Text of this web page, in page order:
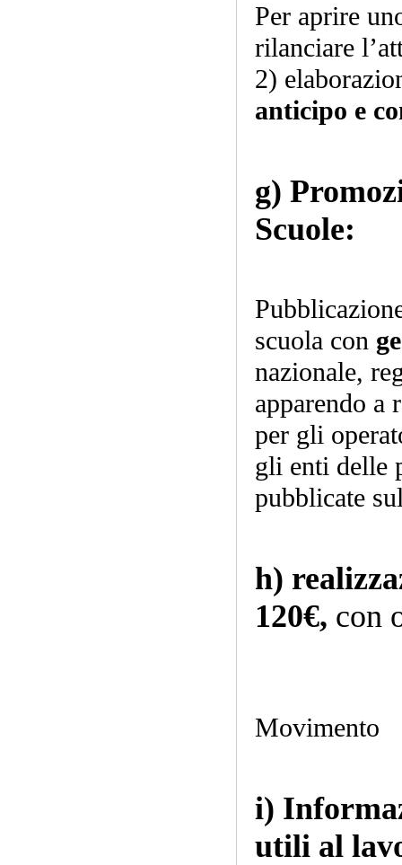
Per aprire
rilanciare
2)
anticipo e
g)
Scuole:
scuola con
nazionale,
apparendo a
per gli
gli enti delle
pubblicate
h)
120€, con
Movimento
i)
utili al